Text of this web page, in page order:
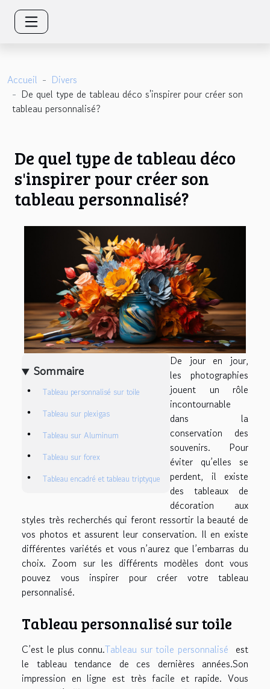
Accueil
Divers
De quel type de tableau déco s'inspirer pour créer son
tableau personnalisé?
De quel type de tableau déco
s'inspirer pour créer son
tableau personnalisé?
Sommaire
Tableau personnalisé sur toile
Tableau sur plexigas
Tableau sur Aluminum
Tableau sur forex
Tableau encadré et tableau triptyque
De jour en jour,
les photographies
jouent un rôle
incontournable
dans la
conservation des
souvenirs. Pour
éviter qu’elles se
perdent, il existe
des tableaux de
décoration aux
styles très recherchés qui feront ressortir la beauté de
vos photos et assurent leur conservation. Il en existe
différentes variétés et vous n’aurez que l’embarras du
choix. Zoom sur les différents modèles dont vous
pouvez vous inspirer pour créer votre tableau
personnalisé.
Tableau personnalisé sur toile
C’est le plus connu.Tableau sur toile personnalisé est
le tableau tendance de ces dernières années.Son
impression en ligne est très facile et rapide. Vous